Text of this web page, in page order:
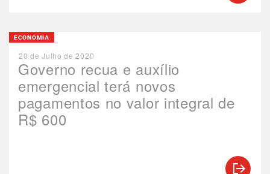
Governo recua e auxílio
emergencial terá novos
pagamentos no valor integral de
R$ 600
ECONOMIA
20 de Julho de 2020